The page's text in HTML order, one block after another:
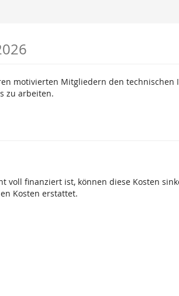
motivierten Mitgliedern den technischen
zu arbeiten.
voll finanziert ist, können diese Kosten
Kosten erstattet.